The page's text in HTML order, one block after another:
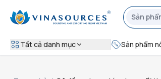
Sản
Tất cả danh mục Sản phẩm